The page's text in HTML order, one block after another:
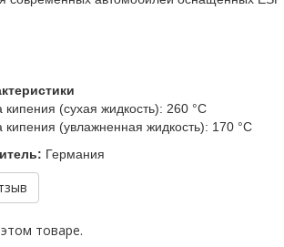
(сухая жидкость): 260 °C
кипения (увлажненная жидкость): 170 °C
Германия
товаре.